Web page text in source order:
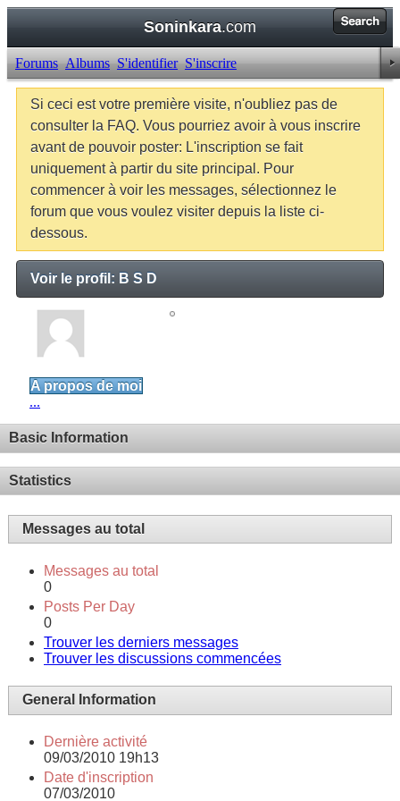
Soninkara.com
Forums Albums S'identifier S'inscrire
Si ceci est votre première visite, n'oubliez pas de
consulter la FAQ. Vous pourriez avoir à vous inscrire
avant de pouvoir poster: L'inscription se fait
uniquement à partir du site principal. Pour
commencer à voir les messages, sélectionnez le
forum que vous voulez visiter depuis la liste ci-
dessous.
Voir le profil: B S D
A propos de moi
...
Basic Information
Statistics
Messages au total
Messages au total
0
Posts Per Day
0
Trouver les derniers messages
Trouver les discussions commencées
General Information
Dernière activité
09/03/2010 19h13
Date d'inscription
07/03/2010